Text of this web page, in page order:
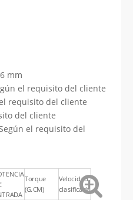
mm
el requisito del cliente
requisito del cliente
del cliente
el requisito del
Torque
(G.CM)
Velocidad
clasificada